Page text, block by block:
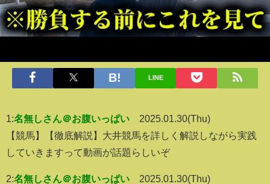
LINE
1:名無しさん＠お腹いっぱい
2025.01.30(Thu)
【競馬】【徹底解説】大井競馬を詳しく解説しながら実践
していきますって動画が話題らしいぞ
2:名無しさん＠お腹いっぱい 2025.01.30(Thu)